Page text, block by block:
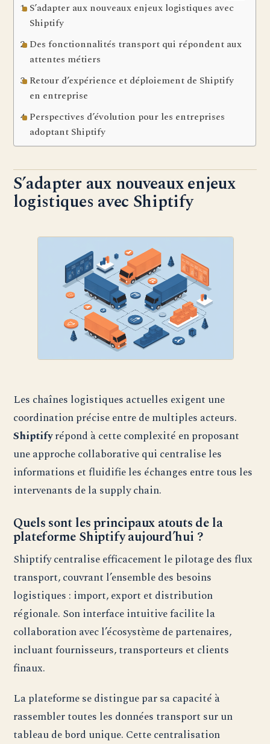
S’adapter aux nouveaux enjeux logistiques avec
Shiptify
Des fonctionnalités transport qui répondent aux
attentes métiers
Retour d’expérience et déploiement de Shiptify
en entreprise
Perspectives d’évolution pour les entreprises
adoptant Shiptify
S’adapter aux nouveaux enjeux
logistiques avec Shiptify
Les chaînes logistiques actuelles exigent une
coordination précise entre de multiples acteurs.
Shiptifyrépond à cette complexité en proposant
une approche collaborative qui centralise les
informations et fluidifie les échanges entre tous les
intervenants de la supply chain.
Quels sont les principaux atouts de la
plateforme Shiptify aujourd’hui ?
Shiptify centralise efficacement le pilotage des flux
transport, couvrant l’ensemble des besoins
logistiques : import, export et distribution
régionale. Son interface intuitive facilite la
collaboration avec l’écosystème de partenaires,
incluant fournisseurs, transporteurs et clients
finaux.
La plateforme se distingue par sa capacité à
rassembler toutes les données transport sur un
tableau de bord unique. Cette centralisation